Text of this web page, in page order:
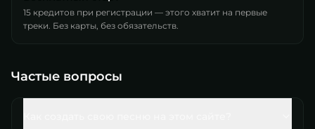
15 кредитов при регистрации — этого хватит на первые
треки. Без карты, без обязательств.
Частые вопросы